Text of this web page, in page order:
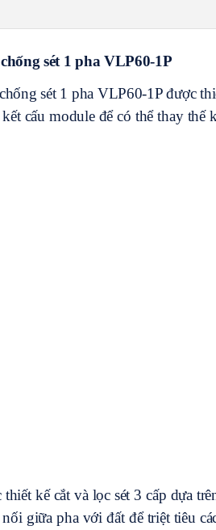
sét 1 pha VLP60-1P
sét 1 pha VLP60-1P được
cấu module để có thể thay
kế cắt và lọc sét 3 cấp dựa
giữa pha với đất để triệt tiêu